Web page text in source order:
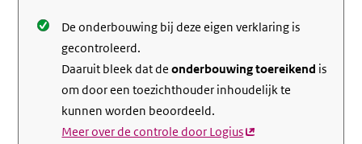
De onderbouwing bij deze eigen verklaring is
gecontroleerd.
Daaruit bleek dat deonderbouwing toereikend is
om door een toezichthouder inhoudelijk te
kunnen worden beoordeeld.
Meer over de controle door Logius(externe